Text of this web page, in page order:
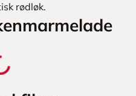
rødløk.